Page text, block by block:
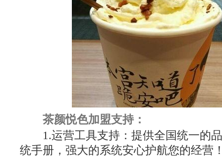
茶颜悦色加盟支持：
1.运营工具支持：提供全国统一的品
统手册，强大的系统安心护航您的经营